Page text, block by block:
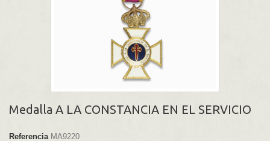
Medalla A LA CONSTANCIA EN EL SERVICIO
Referencia MA9220